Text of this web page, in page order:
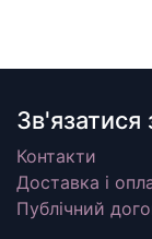
Зв'язатися
Контакти
Доставка і
Публічний